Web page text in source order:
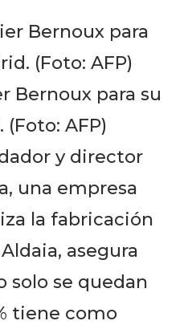
Bernoux para su
AFP)
y director
una empresa
la fabricación
asegura
solo se quedan
tiene como